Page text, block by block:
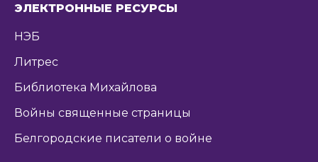
ЭЛЕКТРОННЫЕ РЕСУРСЫ
НЭБ
Литрес
Библиотека Михайлова
Войны священные страницы
Белгородские писатели о войне